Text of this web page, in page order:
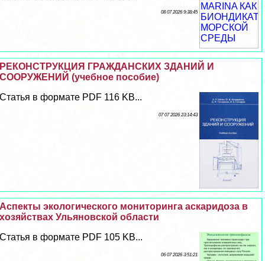
08 07 2026 9:38:45
РЕКОНСТРУКЦИЯ ГРАЖДАНСКИХ ЗДАНИЙ И
СООРУЖЕНИЙ (учебное пособие)
Статья в формате PDF 116 KB...
07 07 2026 23:14:43
Аспекты экологического мониторинга аскаридоза в
хозяйствах Ульяновской области
Статья в формате PDF 105 KB...
06 07 2026 3:51:21